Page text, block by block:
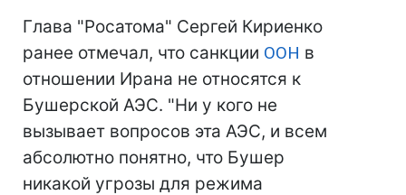
Глава "Росатома" Сергей Кириенко
ранее отмечал, что санкции ООН в
отношении Ирана не относятся к
Бушерской АЭС. "Ни у кого не
вызывает вопросов эта АЭС, и всем
абсолютно понятно, что Бушер
никакой угрозы для режима